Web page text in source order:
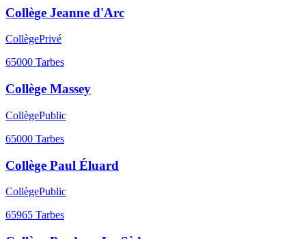
Collège Jeanne d'Arc
CollègePrivé
65000 Tarbes
Collège Massey
CollègePublic
65000 Tarbes
Collège Paul Éluard
CollègePublic
65965 Tarbes